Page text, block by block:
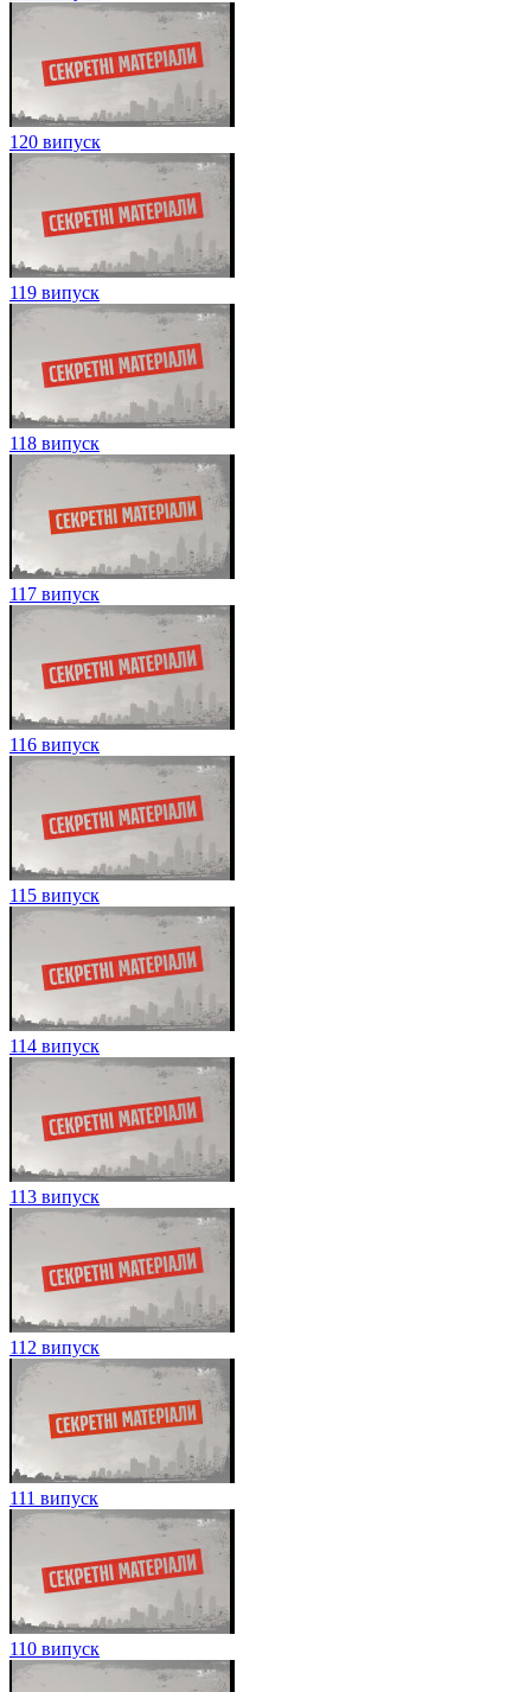
120 випуск
119 випуск
118 випуск
117 випуск
116 випуск
115 випуск
114 випуск
113 випуск
112 випуск
111 випуск
110 випуск